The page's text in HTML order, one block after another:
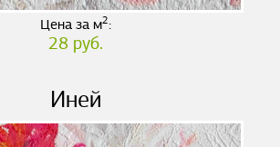
Цена за м2:
28 руб.
Иней